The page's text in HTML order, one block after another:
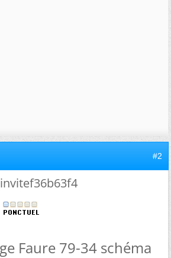
#2
invitef36b63f4
Faure 79-34 schéma